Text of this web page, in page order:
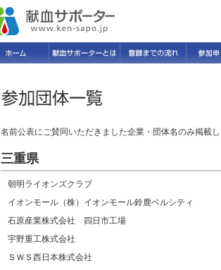
名前公表にご賛同いただきました企業・団体名のみ掲載
三重県
朝明ライオンズクラブ
イオンモール（株）イオンモール鈴鹿ベルシティ
石原産業株式会社 四日市工場
宇野重工株式会社
ＳＷＳ西日本株式会社